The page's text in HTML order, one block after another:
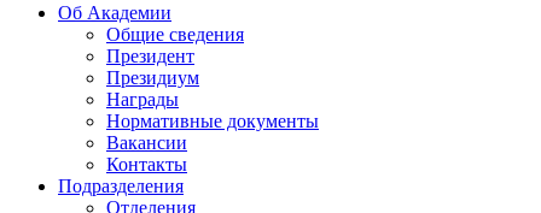
Об Академии
Общие сведения
Президент
Президиум
Награды
Нормативные документы
Вакансии
Контакты
Подразделения
Отделения